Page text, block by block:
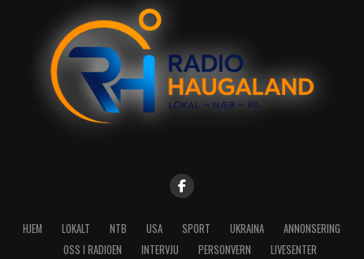
HJEM LOKALT NTB USA SPORT UKRAINA
ANNONSERING
OSS I RADIOEN
INTERVJU PERSONVERN LIVESENTER